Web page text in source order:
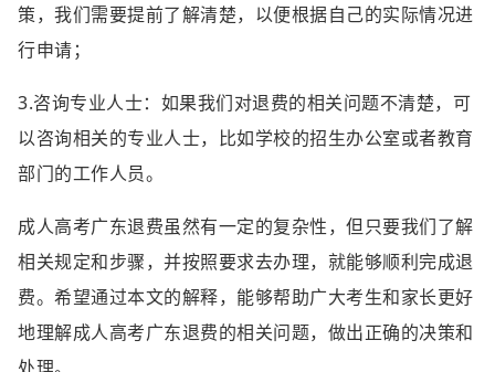
策，我们需要提前了解清楚，以便根据自己的实际情况进
行申请；
3.咨询专业人士：如果我们对退费的相关问题不清楚，可
以咨询相关的专业人士，比如学校的招生办公室或者教育
部门的工作人员。
成人高考广东退费虽然有一定的复杂性，但只要我们了解
相关规定和步骤，并按照要求去办理，就能够顺利完成退
费。希望通过本文的解释，能够帮助广大考生和家长更好
地理解成人高考广东退费的相关问题，做出正确的决策和
处理。